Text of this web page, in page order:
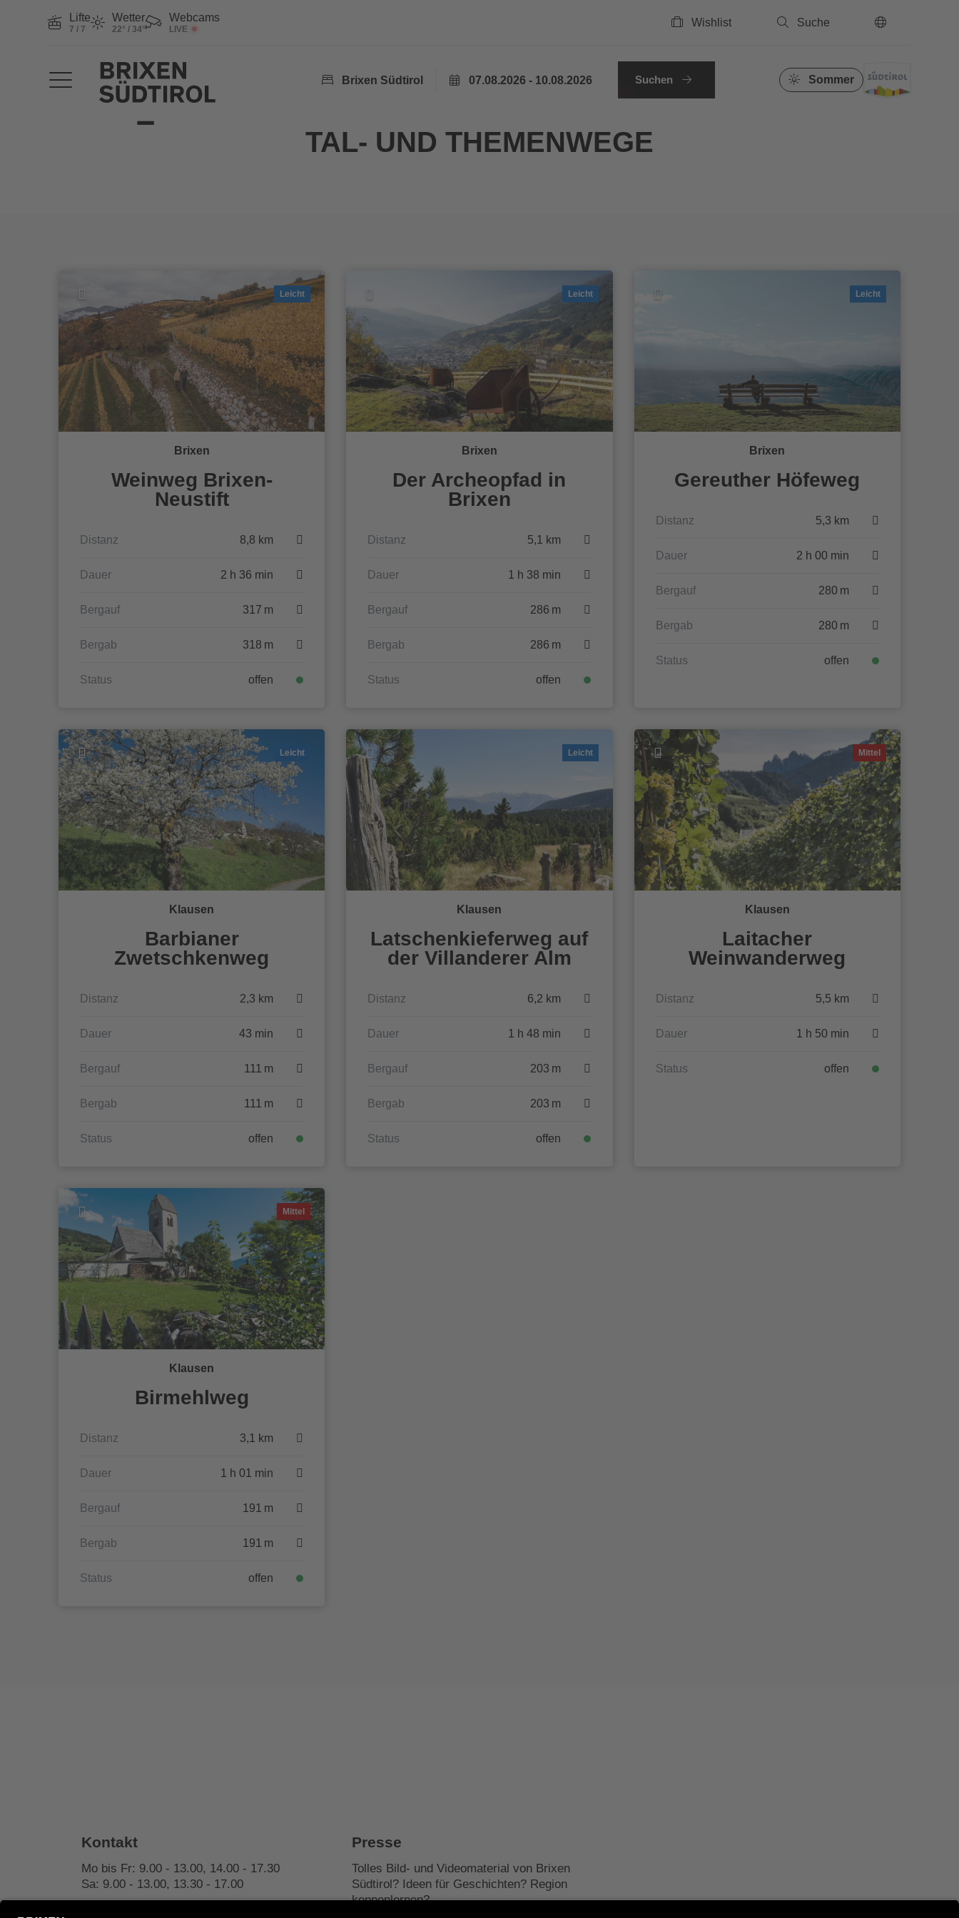
Lifte
7 / 7
Wetter
22° / 34°
Webcams
LIVE
Wishlist Suche
Brixen Südtirol 07.08.2026 - 10.08.2026 Suchen Sommer
TAL- UND THEMENWEGE
Leicht
Brixen
Weinweg Brixen-
Neustift
Distanz 8,8 km
Dauer 2 h 36 min
Bergauf 317 m
Bergab 318 m
Status offen
Leicht
Brixen
Der Archeopfad in
Brixen
Distanz 5,1 km
Dauer 1 h 38 min
Bergauf 286 m
Bergab 286 m
Status offen
Leicht
Brixen
Gereuther Höfeweg
Distanz 5,3 km
Dauer 2 h 00 min
Bergauf 280 m
Bergab 280 m
Status offen
Leicht
Klausen
Barbianer
Zwetschkenweg
Distanz 2,3 km
Dauer 43 min
Bergauf 111 m
Bergab 111 m
Status offen
Leicht
Klausen
Latschenkieferweg auf
der Villanderer Alm
Distanz 6,2 km
Dauer 1 h 48 min
Bergauf 203 m
Bergab 203 m
Status offen
Mittel
Klausen
Laitacher
Weinwanderweg
Distanz 5,5 km
Dauer 1 h 50 min
Status offen
Mittel
Klausen
Birmehlweg
Distanz 3,1 km
Dauer 1 h 01 min
Bergauf 191 m
Bergab 191 m
Status offen
Kontakt
Mo bis Fr: 9.00 - 13.00, 14.00 - 17.30
Sa: 9.00 - 13.00, 13.30 - 17.00
Presse
Tolles Bild- und Videomaterial von Brixen
Südtirol? Ideen für Geschichten? Region
kennenlernen?